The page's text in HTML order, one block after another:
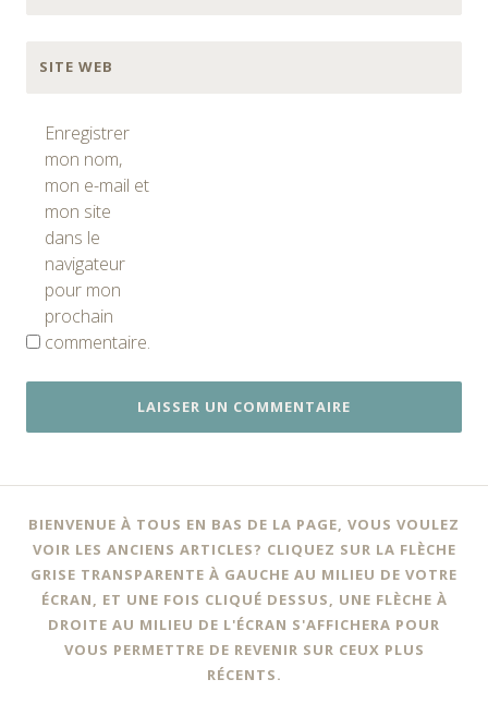
SITE WEB
Enregistrer
mon nom,
mon e-mail et
mon site
dans le
navigateur
pour mon
prochain
commentaire.
BIENVENUE À TOUS EN BAS DE LA PAGE, VOUS VOULEZ
VOIR LES ANCIENS ARTICLES? CLIQUEZ SUR LA FLÈCHE
GRISE TRANSPARENTE À GAUCHE AU MILIEU DE VOTRE
ÉCRAN, ET UNE FOIS CLIQUÉ DESSUS, UNE FLÈCHE À
DROITE AU MILIEU DE L'ÉCRAN S'AFFICHERA POUR
VOUS PERMETTRE DE REVENIR SUR CEUX PLUS
RÉCENTS.